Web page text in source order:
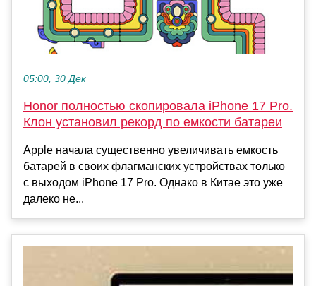
05:00, 30 Дек
Honor полностью скопировала iPhone 17 Pro.
Клон установил рекорд по емкости батареи
Apple начала существенно увеличивать емкость
батарей в своих флагманских устройствах только
с выходом iPhone 17 Pro. Однако в Китае это уже
далеко не...